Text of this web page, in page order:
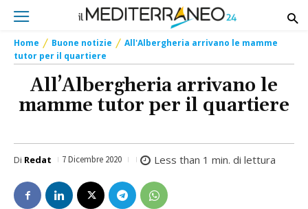
Home Buone notizie
All'Albergheria arrivano le mamme
tutor per il quartiere
All’Albergheria arrivano le
mamme tutor per il quartiere
Di Redat 7 Dicembre 2020 Less than 1 min. di lettura